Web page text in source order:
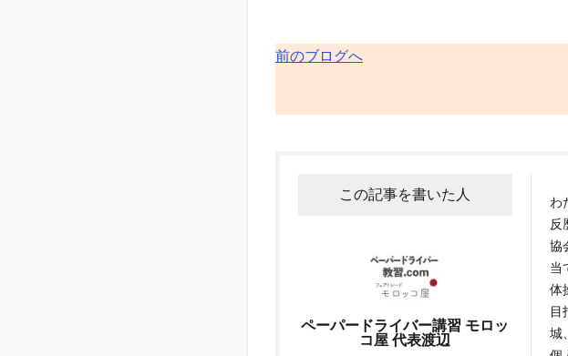
(日)
レー
前のブログへ
この記事を書いた人
ペーパードライバー講習 モロッ
コ屋 代表渡辺
わ
反
協
当
体
目
城